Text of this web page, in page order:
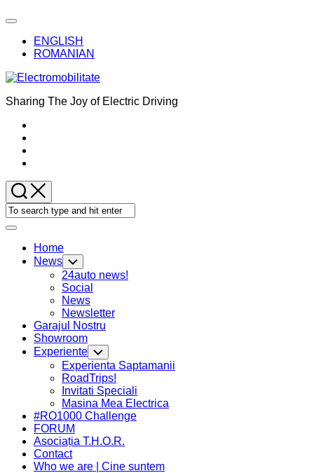
Expand
ENGLISH
ROMANIAN
Sharing The Joy of Electric Driving
Expand
Home
News Toggle
Child
Menu
24auto news!
Social
News
Newsletter
Garajul Nostru
Showroom
Experiente Toggle
Child
Menu
Experienta Saptamanii
Current
Page
Parent
RoadTrips!
Invitati Speciali
Masina Mea Electrica
#RO1000 Challenge
FORUM
Asociația T.H.O.R.
Contact
Who we are | Cine suntem